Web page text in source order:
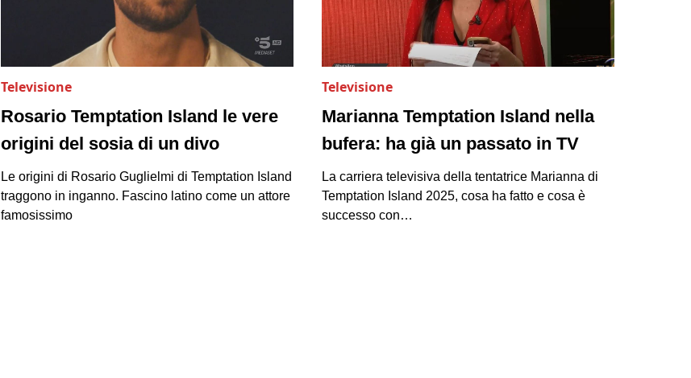
Televisione
Rosario Temptation Island le vere
origini del sosia di un divo
Le origini di Rosario Guglielmi di Temptation Island
traggono in inganno. Fascino latino come un attore
famosissimo
Televisione
Marianna Temptation Island nella
bufera: ha già un passato in TV
La carriera televisiva della tentatrice Marianna di
Temptation Island 2025, cosa ha fatto e cosa è
successo con…